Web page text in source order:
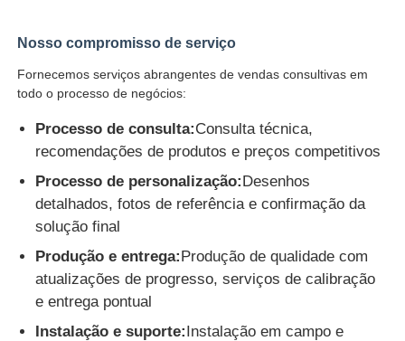
Nosso compromisso de serviço
Fornecemos serviços abrangentes de vendas consultivas em
todo o processo de negócios:
Processo de consulta:Consulta técnica,
recomendações de produtos e preços competitivos
Processo de personalização:Desenhos
detalhados, fotos de referência e confirmação da
solução final
Produção e entrega:Produção de qualidade com
atualizações de progresso, serviços de calibração
e entrega pontual
Instalação e suporte:Instalação em campo e